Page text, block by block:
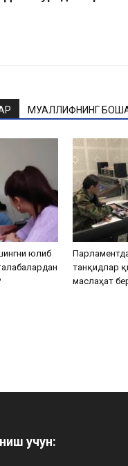
МУАЛЛИФНИНГ
юлиб
танқидлар
маслаҳат
учун: